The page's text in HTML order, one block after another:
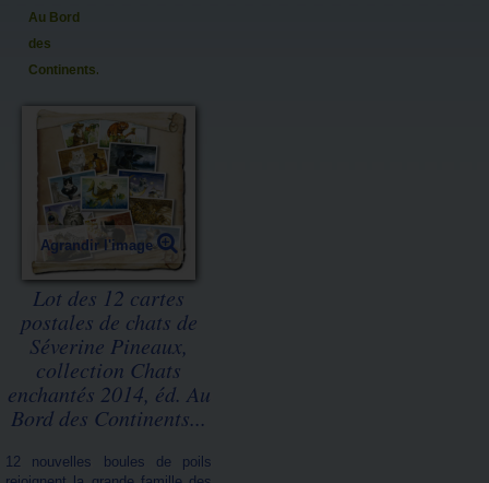
Au Bord
des
Continents...
Agrandir l'image
Lot des 12 cartes
postales de chats de
Séverine Pineaux,
collection Chats
enchantés 2014, éd. Au
Bord des Continents...
12 nouvelles boules de poils